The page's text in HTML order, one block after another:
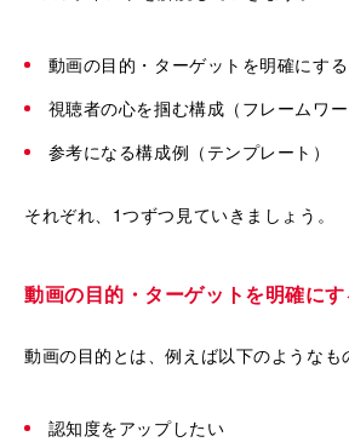
動画の目的・ターゲットを明確にする
視聴者の心を掴む構成（フレームワー
参考になる構成例（テンプレート）
それぞれ、1つずつ見ていきましょう。
動画の目的・ターゲットを明確にす
動画の目的とは、例えば以下のようなも
認知度をアップしたい